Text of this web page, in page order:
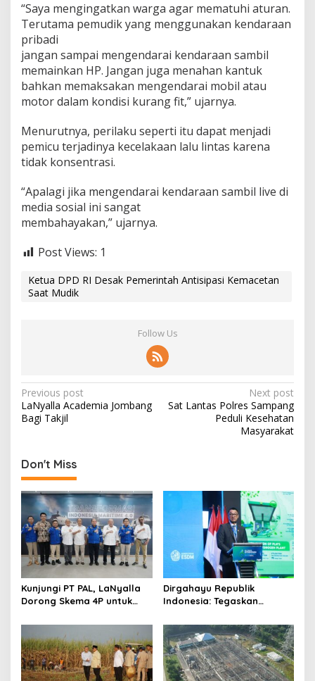
“Saya mengingatkan warga agar mematuhi aturan.
Terutama pemudik yang menggunakan kendaraan
pribadi
jangan sampai mengendarai kendaraan sambil
memainkan HP. Jangan juga menahan kantuk
bahkan memaksakan mengendarai mobil atau
motor dalam kondisi kurang fit,” ujarnya.
Menurutnya, perilaku seperti itu dapat menjadi
pemicu terjadinya kecelakaan lalu lintas karena
tidak konsentrasi.
“Apalagi jika mengendarai kendaraan sambil live di
media sosial ini sangat
membahayakan,” ujarnya.
Post Views: 1
Ketua DPD RI Desak Pemerintah Antisipasi Kemacetan
Saat Mudik
Follow Us
P
o
t
n
a
v
i
g
a
t
o
n
Previous post
LaNyalla Academia Jombang
Bagi Takjil
Next post
Sat Lantas Polres Sampang
Peduli Kesehatan
Masyarakat
Don't Miss
Kunjungi PT PAL, LaNyalla
Dorong Skema 4P untuk
Nasional
Dirgahayu Republik
Indonesia: Tegaskan
Ekosistem Hidrogen
Nasional